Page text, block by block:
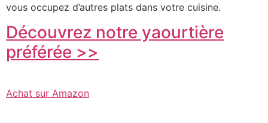
vous occupez d’autres plats dans votre cuisine.
Découvrez notre yaourtière
préférée >>
Achat sur Amazon